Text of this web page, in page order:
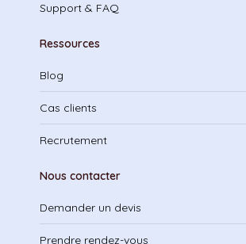
Support & FAQ
Ressources
Blog
Cas clients
Recrutement
Nous contacter
Demander un devis
Prendre rendez-vous